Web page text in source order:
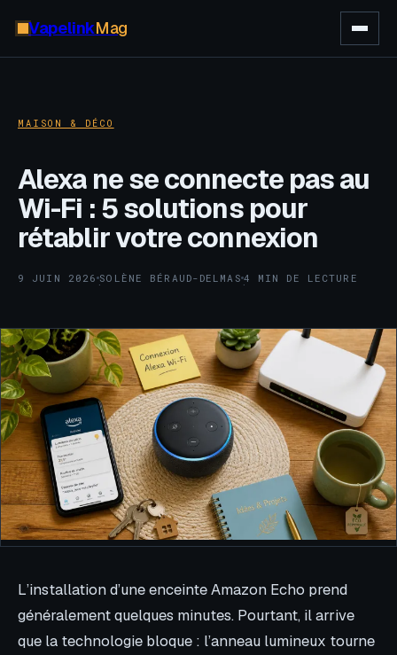
VapelinkMag
MAISON & DÉCO
Alexa ne se connecte pas au
Wi-Fi : 5 solutions pour
rétablir votre connexion
9 JUIN 2026·SOLÈNE BÉRAUD-DELMAS ·
4 MIN DE LECTURE
L’installation d’une enceinte Amazon Echo prend
généralement quelques minutes. Pourtant, il arrive
que la technologie bloque : l’anneau lumineux tourne